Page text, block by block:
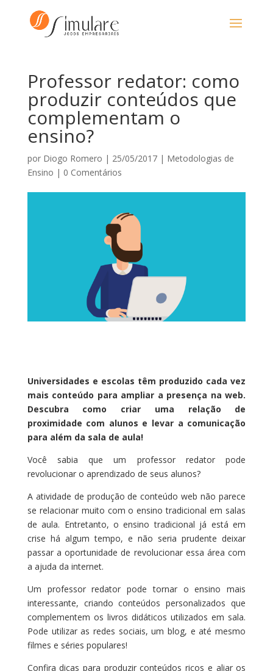
Professor redator: como
produzir conteúdos que
complementam o
ensino?
por Diogo Romero | 25/05/2017| Metodologias de
Ensino | 0 Comentários
Universidades e escolas têm produzido cada vez
mais conteúdo para ampliar a presença na web.
Descubra como criar uma relação de
proximidade com alunos e levar a comunicação
para além da sala de aula!
Você sabia que um professor redator pode
revolucionar o aprendizado de seus alunos?
A atividade de produção de conteúdo web não parece
se relacionar muito com o ensino tradicional em salas
de aula. Entretanto, o ensino tradicional já está em
crise há algum tempo, e não seria prudente deixar
passar a oportunidade de revolucionar essa área com
a ajuda da internet.
Um professor redator pode tornar o ensino mais
interessante, criando conteúdos personalizados que
complementem os livros didáticos utilizados em sala.
Pode utilizar as redes sociais, um blog, e até mesmo
filmes e séries populares!
Confira dicas para produzir conteúdos ricos e aliar os